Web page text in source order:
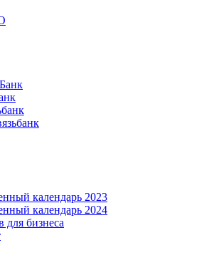
календарь 2023
календарь 2024
для бизнеса